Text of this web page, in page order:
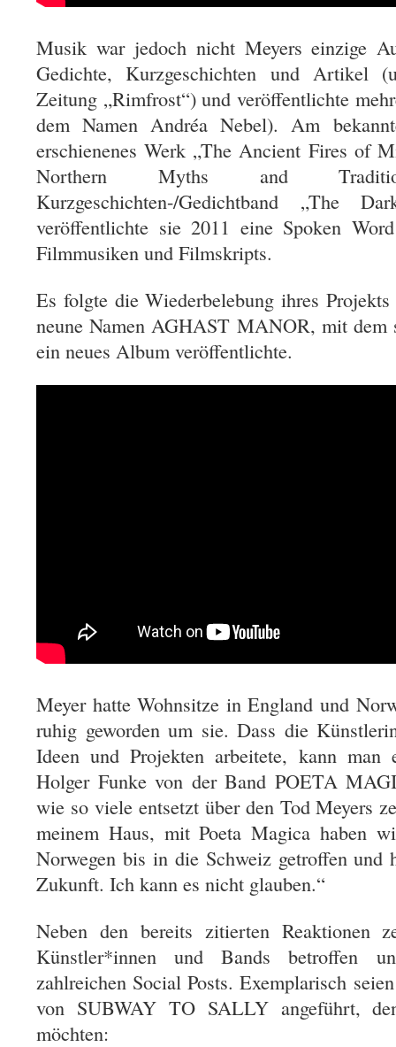
Musik war jedoch nicht Meyers einzige
Gedichte, Kurzgeschichten und Artikel
Zeitung „Rimfrost“) und veröffentlichte
dem Namen Andréa Nebel). Am
erschienenes Werk „The Ancient Fires of
Northern Myths and
Kurzgeschichten-/Gedichtband „The
veröffentlichte sie 2011 eine Spoken
Filmmusiken und Filmskripts.
Es folgte die Wiederbelebung ihres
neune Namen AGHAST MANOR, mit dem
ein neues Album veröffentlichte.
Meyer hatte Wohnsitze in England und
ruhig geworden um sie. Dass die
Ideen und Projekten arbeitete, kann man
Holger Funke von der Band POETA
wie so viele entsetzt über den Tod Meyers
meinem Haus, mit Poeta Magica haben
Norwegen bis in die Schweiz getroffen und
Zukunft. Ich kann es nicht glauben.“
Neben den bereits zitierten Reaktionen
Künstler*innen und Bands betroffen
zahlreichen Social Posts. Exemplarisch
von SUBWAY TO SALLY angeführt,
möchten: